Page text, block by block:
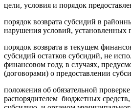
цели, условия и порядок
порядок возврата субсидий в
нарушения условий, установленных
порядок возврата в текущем
субсидий остатков субсидий, не
финансовом году, в случаях,
(договорами) о предоставлении
положения об обязательной
распорядителем бюджетных